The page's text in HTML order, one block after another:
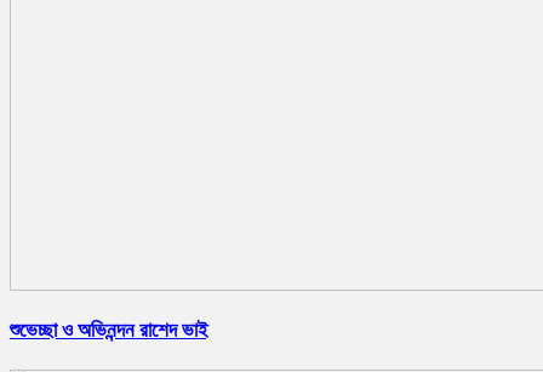
শুভেচ্ছা ও অভিনন্দন রাশেদ ভাই